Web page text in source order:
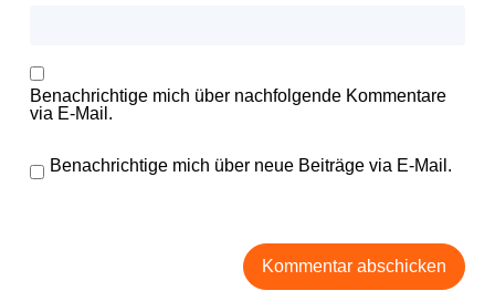
Benachrichtige mich über nachfolgende Kommentare
via E-Mail.
Benachrichtige mich über neue Beiträge via E-Mail.